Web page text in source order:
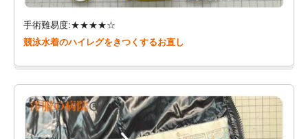
手術難易度:★★★★☆
競泳水着のハイレグをきつくするお直し